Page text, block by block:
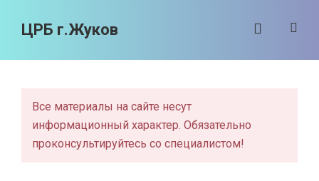
ЦРБ г.Жуков
Все материалы на сайте несут
информационный характер. Обязательно
проконсультируйтесь со специалистом!